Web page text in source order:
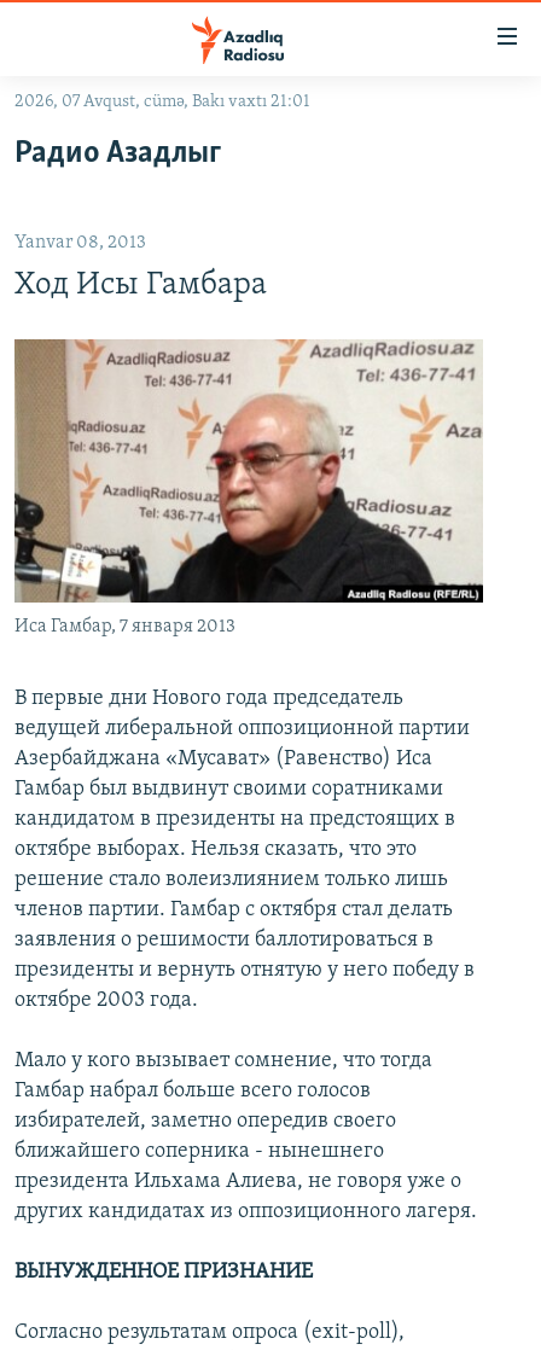
Əsas
qayıt
qayıt
Axtarışa
#İZAHLA
FƏRQƏ BAX
QANUNI DOĞRU
ARAŞDIRMA
MULTIMEDIA
VIDEO
FOTOQALEREYA
İNFOQRAFIKA
KARIKATURA
RADIO ARXIV
OXU ZALI
AZƏRBAYCAN ƏDƏBIYYATI KITABXANASI
İSLAM VƏ DEMOKRATIYA
HAQQIMIZDA
MISSIYAMIZ
PEŞƏ ETIKASI VƏ JURNALISTIKA STANDARTLARIMIZ
AZADLIQRADIOSU MOBIL TELEFONUNUZDA
BIZIMLƏ ƏLAQƏ
XƏBƏR BÜLLETENLƏRIMIZ
BIZI IZLƏ
RFE/RL-in bütün saytları
2026, 07 Avqust, cümə, Bakı vaxtı 21:01
Радио Азадлыг
Yanvar 08, 2013
Ход Исы Гамбара
Иса Гамбар, 7 января 2013
В первые дни Нового года председатель
ведущей либеральной оппозиционной партии
Азербайджана «Мусават» (Равенство) Иса
Гамбар был выдвинут своими соратниками
кандидатом в президенты на предстоящих в
октябре выборах. Нельзя сказать, что это
решение стало волеизлиянием только лишь
членов партии. Гамбар с октября стал делать
заявления о решимости баллотироваться в
президенты и вернуть отнятую у него победу в
октябре 2003 года.
Мало у кого вызывает сомнение, что тогда
Гамбар набрал больше всего голосов
избирателей, заметно опередив своего
ближайшего соперника - нынешнего
президента Ильхама Алиева, не говоря уже о
других кандидатах из оппозиционного лагеря.
ВЫНУЖДЕННОЕ ПРИЗНАНИЕ
Согласно результатам опроса (exit-рoll),